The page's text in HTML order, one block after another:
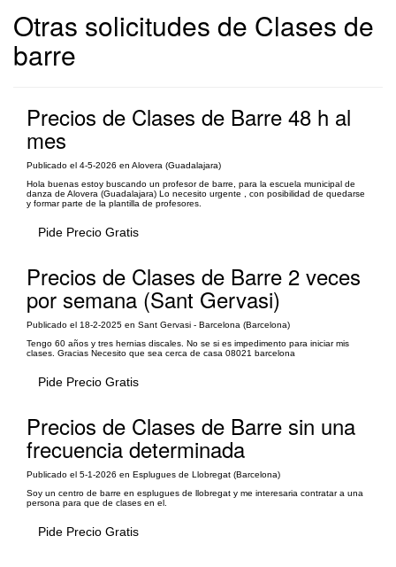
Otras solicitudes de Clases de
barre
Precios de Clases de Barre 48 h al
mes
Publicado el 4-5-2026 en Alovera (Guadalajara)
Hola buenas estoy buscando un profesor de barre, para la escuela municipal de
danza de Alovera (Guadalajara) Lo necesito urgente , con posibilidad de quedarse
y formar parte de la plantilla de profesores.
Pide Precio Gratis
Precios de Clases de Barre 2 veces
por semana (Sant Gervasi)
Publicado el 18-2-2025 en Sant Gervasi - Barcelona (Barcelona)
Tengo 60 años y tres hernias discales. No se si es impedimento para iniciar mis
clases. Gracias Necesito que sea cerca de casa 08021 barcelona
Pide Precio Gratis
Precios de Clases de Barre sin una
frecuencia determinada
Publicado el 5-1-2026 en Esplugues de Llobregat (Barcelona)
Soy un centro de barre en esplugues de llobregat y me interesaria contratar a una
persona para que de clases en el.
Pide Precio Gratis